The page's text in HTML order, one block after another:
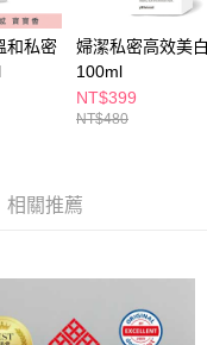
先享後付」服務完成之交
交易相關給付款項請求債
人之同意方可使用
形，本公司將視審查結果
和私密
婦潔私密高效美
100ml
NT$399
NT$480
相關推薦